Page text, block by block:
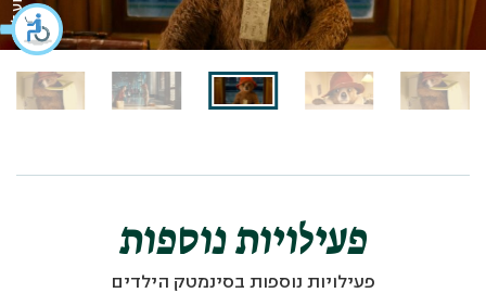
פעילויות נוספות
פעילויות נוספות בסינמטק הילדים